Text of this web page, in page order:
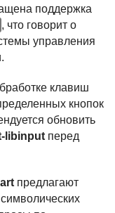
поддержка
, что говорит о
управления
клавиш
кнопок
обновить
libinput перед
предлагают